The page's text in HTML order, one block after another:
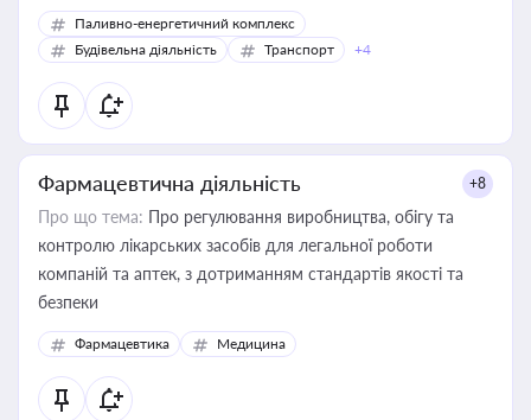
Паливно-енергетичний комплекс
Будівельна діяльність
Транспорт +4
Фармацевтична діяльність +8
Про що тема: Про регулювання виробництва, обігу та
контролю лікарських засобів для легальної роботи
компаній та аптек, з дотриманням стандартів якості та
безпеки
Фармацевтика Медицина